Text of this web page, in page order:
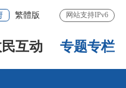
繁體版 网站支持IPv6
互动 专题专栏